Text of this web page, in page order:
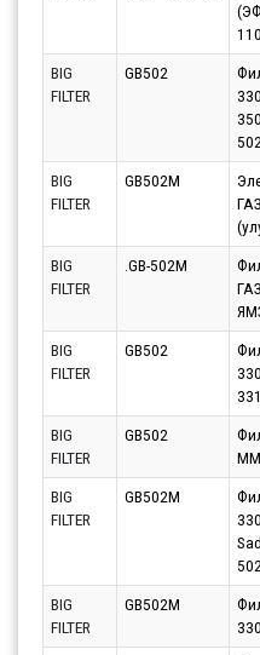
BIG
FILTER
GB502
502
BIG
FILTER
GB502M
BIG
FILTER
.GB-502M
BIG
FILTER
GB502
BIG
FILTER
GB502
BIG
FILTER
GB502M
BIG
FILTER
GB502M